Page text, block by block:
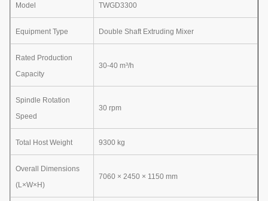
Model TWGD3300
Equipment Type Double Shaft Extruding Mixer
Rated Production
Capacity
30-40 m³/h
Spindle Rotation
Speed
30 rpm
Total Host Weight 9300 kg
Overall Dimensions
(L×W×H)
7060 × 2450 × 1150 mm